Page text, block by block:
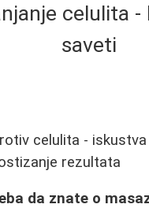
celulita
saveti
celulita -
rezultata
da znate o